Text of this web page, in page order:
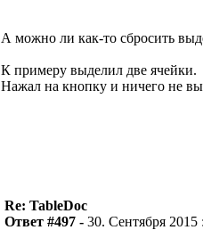
А можно ли как-то сбросить
К примеру выделил две ячейки.
Нажал на кнопку и ничего не
Re: TableDoc
Ответ #497 - 30. Сентября 2015